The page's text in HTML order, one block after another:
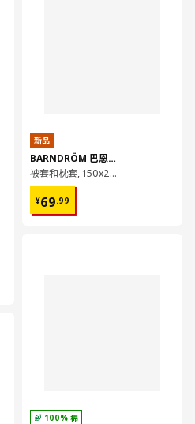
新品
BARNDRÖM 巴恩德吕姆
被套和枕套, 150x200/50x80 厘米
¥69.99
¥ 69.99
100% 棉